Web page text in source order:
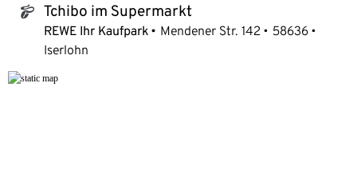
tchibo_logo Tchibo im Supermarkt
REWE Ihr Kaufpark Mendener Str. 142
58636
Iserlohn